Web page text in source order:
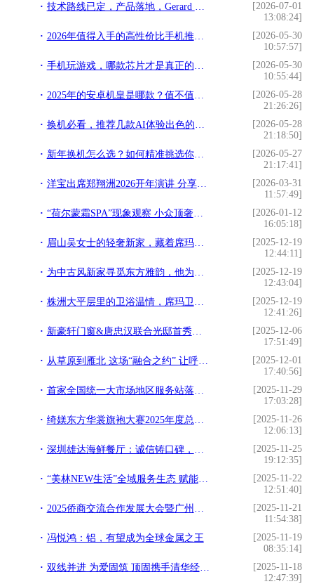
技术路线已定，产品落地，Gerard Williams离职影响有限
[2026-07-01
13:08:24]
2026年值得入手的高性价比手机推荐，“甜点机”性能新定义
[2026-05-30
10:57:57]
手机玩游戏，哪款芯片才是真正的硬核实力派？
[2026-05-30
10:55:44]
2025年的安卓机皇是哪款？值不值得买？
[2026-05-28
21:26:26]
换机必看，推荐几款AI体验出色的旗舰手机
[2026-05-28
21:18:50]
新年换机怎么选？如何精准挑选你的“本命旗舰”？
[2026-05-27
21:17:41]
洋宝出席郑翔洲2026开年演讲 分享“企业家权威IP打造
[2026-03-31
11:57:49]
“荷尔蒙霜SPA”现象观察 小众顶奢如何悄然定义精英女性“抗衰”新标准？
[2026-01-12
16:05:18]
眉山吴女士的轻奢新家，藏着席玛卫浴 10 年不变的信赖
[2025-12-19
12:44:11]
为中古风新家寻觅东方雅韵，他为何对席玛卫浴一见倾心？
[2025-12-19
12:43:04]
株洲大平层里的卫浴温情，席玛卫浴与设计师的完美邂逅
[2025-12-19
12:41:26]
新豪轩门窗&唐忠汉联合光邸首秀广州设计周，开启光影空间的艺术之旅
[2025-12-06
17:51:49]
从草原到雁北 这场“融合之约” 让呼伦贝尔优品火遍华北
[2025-12-01
17:40:56]
首家全国统一大市场地区服务站落地开平
[2025-11-29
17:03:28]
绮媄东方华裳旗袍大赛2025年度总决赛在广州成功举办！
[2025-11-26
12:06:13]
深圳雄达海鲜餐厅：诚信铸口碑，食住一体享鲜惠
[2025-11-25
19:12:35]
“美林NEW生活”全域服务生态 赋能美好生活新体验
[2025-11-22
12:51:40]
2025侨商交流合作发展大会暨广州市台山商会成立十周年庆祝大会圆满举办
[2025-11-21
11:54:38]
冯悦鸿：铝，有望成为全球金属之王
[2025-11-19
08:35:14]
双线并进 为爱固筑 顶固携手清华经管学院支持教育健康
[2025-11-18
12:47:39]